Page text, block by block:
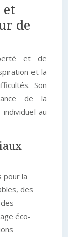
et
de
et de
et la
Son
de la
au
pour la
des
éco-